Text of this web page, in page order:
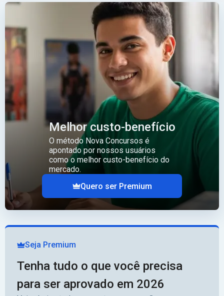
Melhor custo-benefício
O método Nova Concursos é
apontado por nossos usuários
como o melhor custo-benefício do
mercado.
Quero ser Premium
Seja Premium
Tenha tudo o que você precisa
para ser aprovado em 2026